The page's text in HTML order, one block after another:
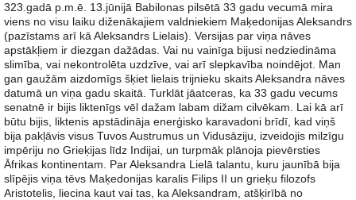
323.gadā p.m.ē. 13.jūnijā Babilonas pilsētā 33 gadu vecumā mira
viens no visu laiku diženākajiem valdniekiem Maķedonijas Aleksandrs
(pazīstams arī kā Aleksandrs Lielais). Versijas par viņa nāves
apstākļiem ir diezgan dažādas. Vai nu vainīga bijusi nedziedināma
slimība, vai nekontrolēta uzdzīve, vai arī slepkavība noindējot. Man
gan gaužām aizdomīgs šķiet lielais trijnieku skaits Aleksandra nāves
datumā un viņa gadu skaitā. Turklāt jāatceras, ka 33 gadu vecums
senatnē ir bijis liktenīgs vēl dažam labam dižam cilvēkam. Lai kā arī
būtu bijis, liktenis apstādināja enerģisko karavadoni brīdī, kad viņš
bija pakļāvis visus Tuvos Austrumus un Vidusāziju, izveidojis milzīgu
impēriju no Grieķijas līdz Indijai, un turpmāk plānoja pievērsties
Āfrikas kontinentam. Par Aleksandra Lielā talantu, kuru jaunībā bija
slīpējis viņa tēvs Maķedonijas karalis Filips II un grieķu filozofs
Aristotelis, liecina kaut vai tas, ka Aleksandram, atšķirībā no